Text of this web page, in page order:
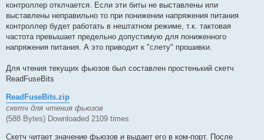
контроллер отклчается. Если эти биты не выставлены или
выставлены неправильно то при понижении напряжения питания
контроллер будет работать в нештатном режиме, т.к. тактовая
частота превышает предельно допустимую для пониженного
напряжения питания. А это приводит к "слету" прошивки.
Для чтения текущих фьюзов был составлен простенький скетч
ReadFuseBits
ReadFuseBits.zip
скетч для чтения фьюзов
(588 Bytes) Downloaded 2109 times
Скетч читает значение фьюзов и выдает его в ком-порт. После